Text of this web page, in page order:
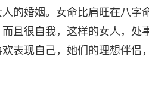
的婚姻。女命比肩旺在八字
且很自我，这样的女人，处
表现自己，她们的理想伴侣